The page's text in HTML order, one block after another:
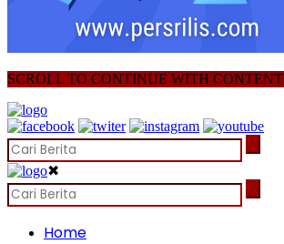
SCROLL TO CONTINUE WITH CONTENT
✖
Home